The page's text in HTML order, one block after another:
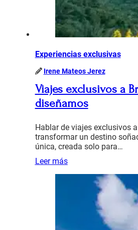
Experiencias exclusivas
Irene Mateos Jerez
Viajes exclusivos a
diseñamos
Hablar de viajes exclusivos
transformar un destino
única, creada solo para…
Leer más